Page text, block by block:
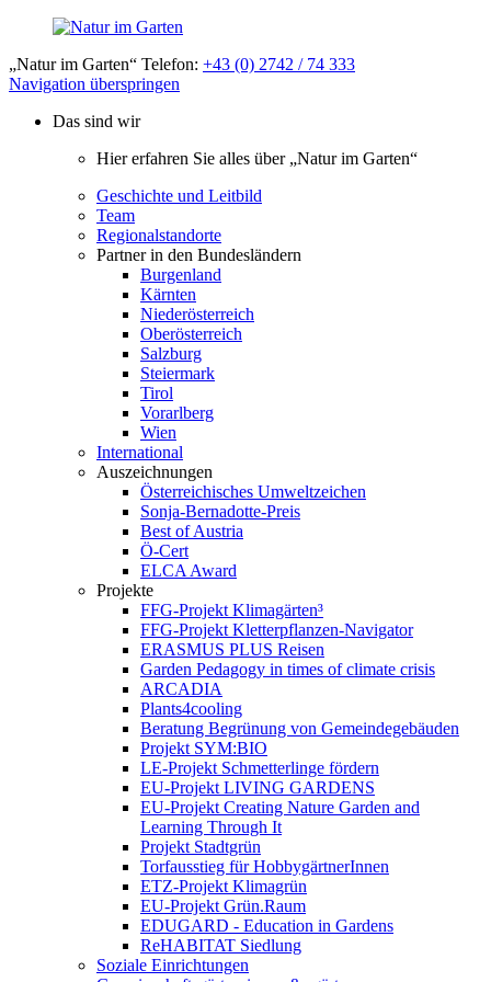
„Natur im Garten“ Telefon: +43 (0) 2742 / 74 333
Navigation überspringen
Das sind wir
Hier erfahren Sie alles über „Natur im Garten“
Geschichte und Leitbild
Team
Regionalstandorte
Partner in den Bundesländern
Burgenland
Kärnten
Niederösterreich
Oberösterreich
Salzburg
Steiermark
Tirol
Vorarlberg
Wien
International
Auszeichnungen
Österreichisches Umweltzeichen
Sonja-Bernadotte-Preis
Best of Austria
Ö-Cert
ELCA Award
Projekte
FFG-Projekt Klimagärten³
FFG-Projekt Kletterpflanzen-Navigator
ERASMUS PLUS Reisen
Garden Pedagogy in times of climate crisis
ARCADIA
Plants4cooling
Beratung Begrünung von Gemeindegebäuden
Projekt SYM:BIO
LE-Projekt Schmetterlinge fördern
EU-Projekt LIVING GARDENS
EU-Projekt Creating Nature Garden and
Learning Through It
Projekt Stadtgrün
Torfausstieg für HobbygärtnerInnen
ETZ-Projekt Klimagrün
EU-Projekt Grün.Raum
EDUGARD - Education in Gardens
ReHABITAT Siedlung
Soziale Einrichtungen